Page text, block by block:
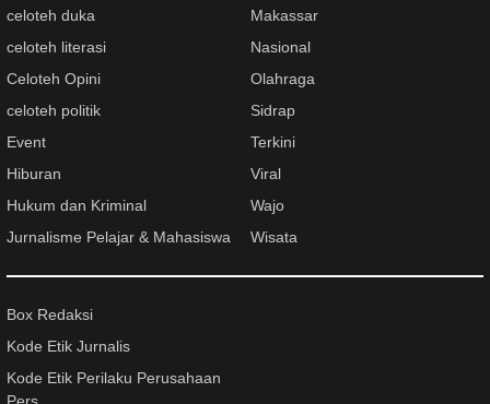
celoteh duka
celoteh literasi
Celoteh Opini
celoteh politik
Event
Hiburan
Hukum dan Kriminal
Jurnalisme Pelajar & Mahasiswa
Makassar
Nasional
Olahraga
Sidrap
Terkini
Viral
Wajo
Wisata
Box Redaksi
Kode Etik Jurnalis
Kode Etik Perilaku Perusahaan